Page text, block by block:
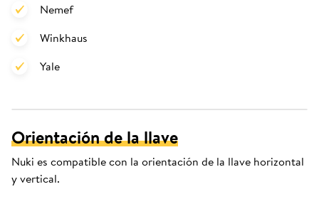
Nemef
Winkhaus
Yale
Orientación de la llave
Nuki es compatible con la orientación de la llave horizontal
y vertical.